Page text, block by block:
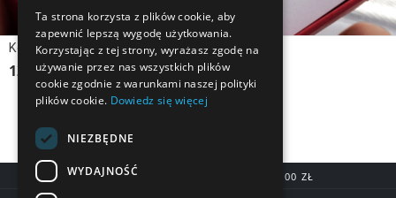
Kolczyki srebrne, pozłacane SERCE
125,90 zł
DARMOWA DOSTAWA OD 200,00 ZŁ
Ta strona korzysta z plików cookie, aby
zapewnić lepszą wygodę użytkowania.
Korzystając z tej strony, wyrażasz zgodę na
używanie przez nas wszystkich plików
cookie zgodnie z warunkami naszej polityki
plików cookie. Dowiedz się więcej
NIEZBĘDNE
WYDAJNOŚĆ